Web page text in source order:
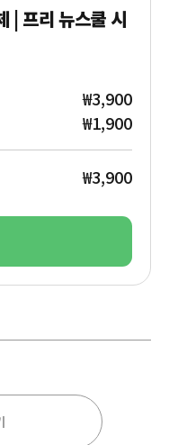
| 프리 뉴스쿨 시
₩3,900
₩1,900
₩3,900